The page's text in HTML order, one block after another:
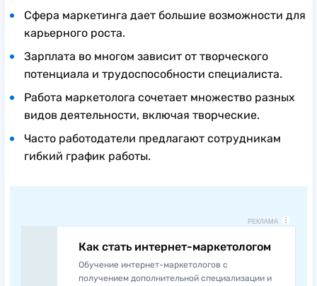
Сфера маркетинга дает большие возможности для
карьерного роста.
Зарплата во многом зависит от творческого
потенциала и трудоспособности специалиста.
Работа маркетолога сочетает множество разных
видов деятельности, включая творческие.
Часто работодатели предлагают сотрудникам
гибкий график работы.
РЕКЛАМА
Как стать интернет-маркетологом
Обучение интернет-маркетологов с
получением дополнительной специализации и